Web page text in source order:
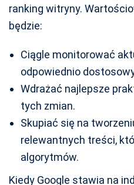
ranking witryny.
będzie:
Ciągle monitorować
odpowiednio
Wdrażać najlepsze
tych zmian.
Skupiać się na
relewantnych treści,
algorytmów.
Kiedy Google stawia na